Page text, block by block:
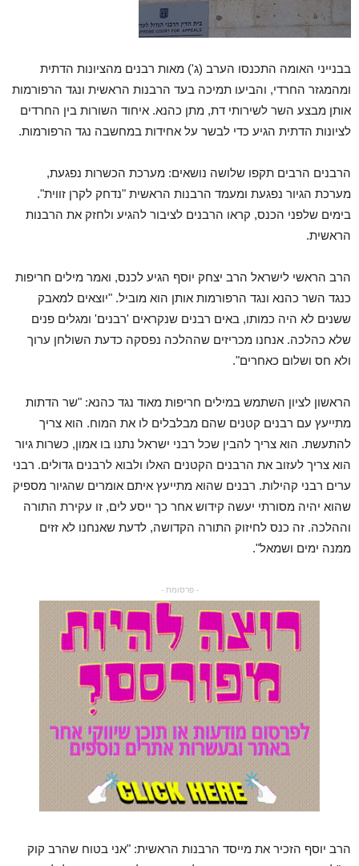
בבנייני האומה התכנסו הערב (ג') מאות רבנים מהציונות הדתית
ומהמגזר החרדי, והביעו תמיכה בעד הרבנות הראשית ונגד הרפורמות
אותן מבצע השר לשירותי דת, מתן כהנא. איחוד השורות בין החרדים
לציונות הדתית הגיע כדי לבשר על אחידות במחשבה נגד הרפורמות.
הרבנים הרבים תקפו שלושה נושאים: מערכת הכשרות נפגעת,
מערכת הגיור נפגעת ומעמד הרבנות הראשית "נדחק לקרן זווית".
בימים שלפני הכנס, קראו הרבנים לציבור להגיע ולחזק את הרבנות
הראשית.
הרב הראשי לישראל הרב יצחק יוסף הגיע לכנס, ואמר מילים חריפות
כנגד השר כהנא ונגד הרפורמות אותן הוא מוביל. "יוצאים למאבק
ששנים לא היה כמותו, באים רבנים שנקראים 'רבנים' ומגלים פנים
שלא כהלכה. אנחנו מכריזים שההלכה נפסקה כדעת השולחן ערוך
ולא חס ושלום כאחרים".
הראשון לציון השתמש במילים חריפות מאוד נגד כהנא: "שר הדתות
מתייעץ עם רבנים קטנים שהם מבלבלים לו את המוח. הוא צריך
להתעשת. הוא צריך להבין שכל רבני ישראל נתנו בו אמון, כשרות גיור
הוא צריך לעזוב את הרבנים הקטנים האלו ולבוא לרבנים גדולים. רבני
ערים רבני קהילות. רבנים שהוא מתייעץ איתם אומרים שהגיור מספיק
שהוא יהיה מסורתי יעשה קידוש אחר כך ייסע לים, זו עקירת התורה
וההלכה. זה כנס לחיזוק התורה הקדושה, לדעת שאנחנו לא זזים
ממנה ימים ושמאל".
- פרסומת -
הרב יוסף הזכיר את מייסד הרבנות הראשית: "אני בטוח שהרב קוק